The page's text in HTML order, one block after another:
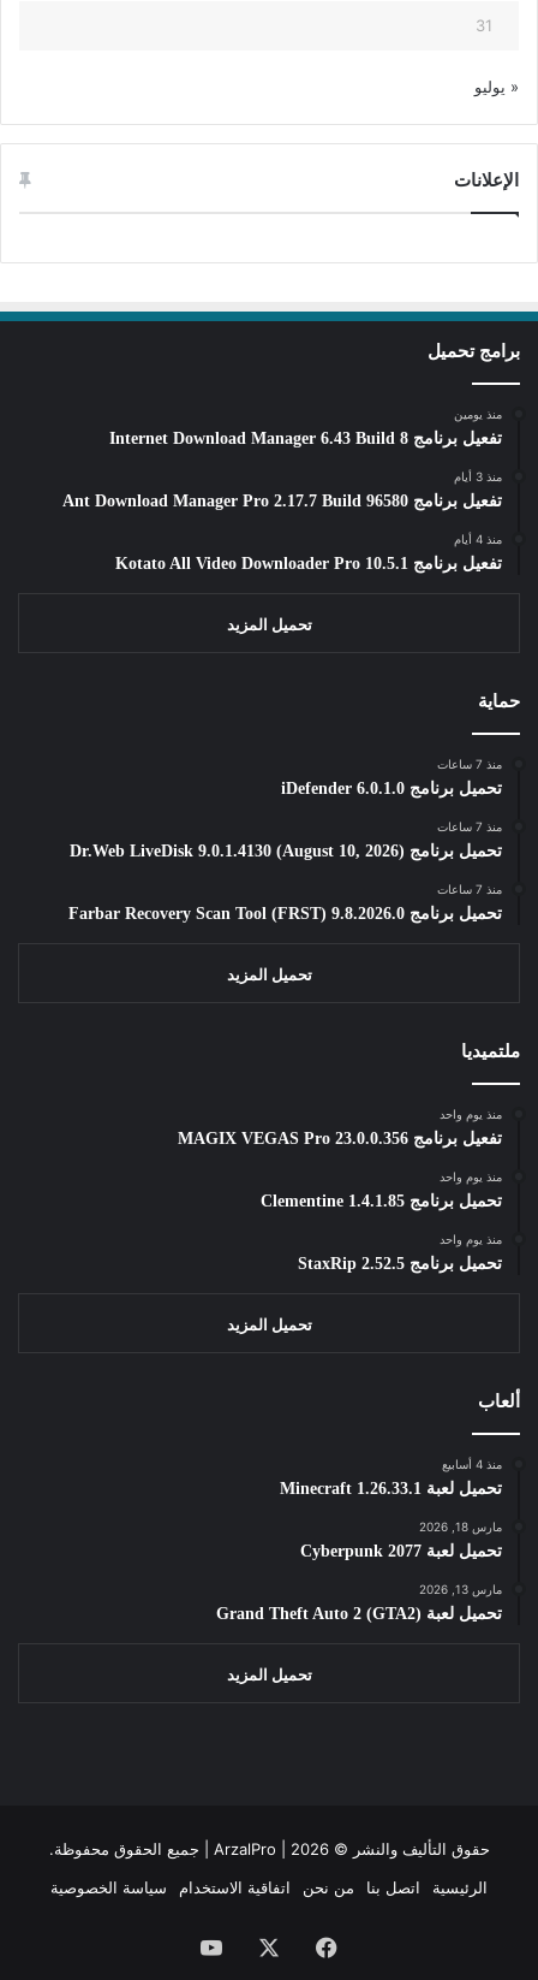
31
« يوليو
الإعلانات
برامج تحميل
منذ يومين
تفعيل برنامج Internet Download Manager 6.43 Build 8
منذ 3 أيام
تفعيل برنامج Ant Download Manager Pro 2.17.7 Build 96580
منذ 4 أيام
تفعيل برنامج Kotato All Video Downloader Pro 10.5.1
تحميل المزيد
حماية
منذ 7 ساعات
تحميل برنامج iDefender 6.0.1.0
منذ 7 ساعات
تحميل برنامج Dr.Web LiveDisk 9.0.1.4130 (August 10, 2026)
منذ 7 ساعات
تحميل برنامج Farbar Recovery Scan Tool (FRST) 9.8.2026.0
تحميل المزيد
ملتميديا
منذ يوم واحد
تفعيل برنامج MAGIX VEGAS Pro 23.0.0.356
منذ يوم واحد
تحميل برنامج Clementine 1.4.1.85
منذ يوم واحد
تحميل برنامج StaxRip 2.52.5
تحميل المزيد
ألعاب
منذ 4 أسابيع
تحميل لعبة Minecraft 1.26.33.1
مارس 18, 2026
تحميل لعبة Cyberpunk 2077
مارس 13, 2026
تحميل لعبة Grand Theft Auto 2 (GTA2)
تحميل المزيد
حقوق التأليف والنشر © ArzalPro | 2026 | جميع الحقوق محفوظة.
الرئيسية
اتصل بنا من نحن اتفاقية الاستخدام سياسة الخصوصية
فيسبوك ‫YouTube